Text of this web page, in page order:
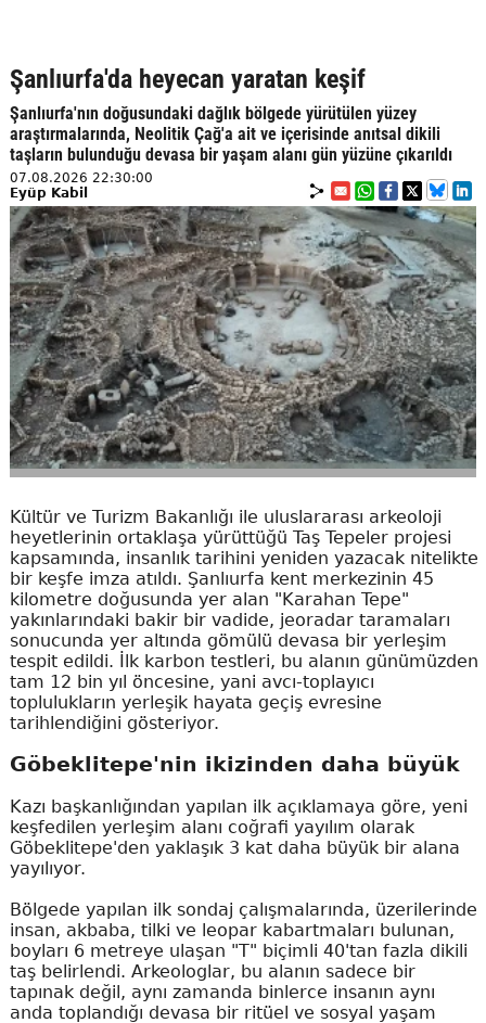
Şanlıurfa'da heyecan yaratan keşif
Şanlıurfa'nın doğusundaki dağlık bölgede yürütülen yüzey
araştırmalarında, Neolitik Çağ'a ait ve içerisinde anıtsal dikili
taşların bulunduğu devasa bir yaşam alanı gün yüzüne çıkarıldı
07.08.2026 22:30:00
Eyüp Kabil
Kültür ve Turizm Bakanlığı ile uluslararası arkeoloji
heyetlerinin ortaklaşa yürüttüğü Taş Tepeler projesi
kapsamında, insanlık tarihini yeniden yazacak nitelikte
bir keşfe imza atıldı. Şanlıurfa kent merkezinin 45
kilometre doğusunda yer alan "Karahan Tepe"
yakınlarındaki bakir bir vadide, jeoradar taramaları
sonucunda yer altında gömülü devasa bir yerleşim
tespit edildi. İlk karbon testleri, bu alanın günümüzden
tam 12 bin yıl öncesine, yani avcı-toplayıcı
toplulukların yerleşik hayata geçiş evresine
tarihlendiğini gösteriyor.
Göbeklitepe'nin ikizinden daha büyük
Kazı başkanlığından yapılan ilk açıklamaya göre, yeni
keşfedilen yerleşim alanı coğrafi yayılım olarak
Göbeklitepe'den yaklaşık 3 kat daha büyük bir alana
yayılıyor.
Bölgede yapılan ilk sondaj çalışmalarında, üzerilerinde
insan, akbaba, tilki ve leopar kabartmaları bulunan,
boyları 6 metreye ulaşan "T" biçimli 40'tan fazla dikili
taş belirlendi. Arkeologlar, bu alanın sadece bir
tapınak değil, aynı zamanda binlerce insanın aynı
anda toplandığı devasa bir ritüel ve sosyal yaşam